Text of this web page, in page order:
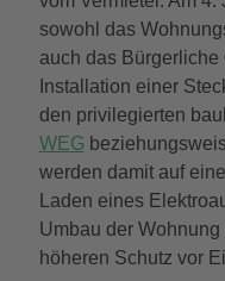
sowohl das
auch das
Installation einer
den privilegierten
WEG
werden damit auf
Laden eines
Umbau der
höheren Schutz vor